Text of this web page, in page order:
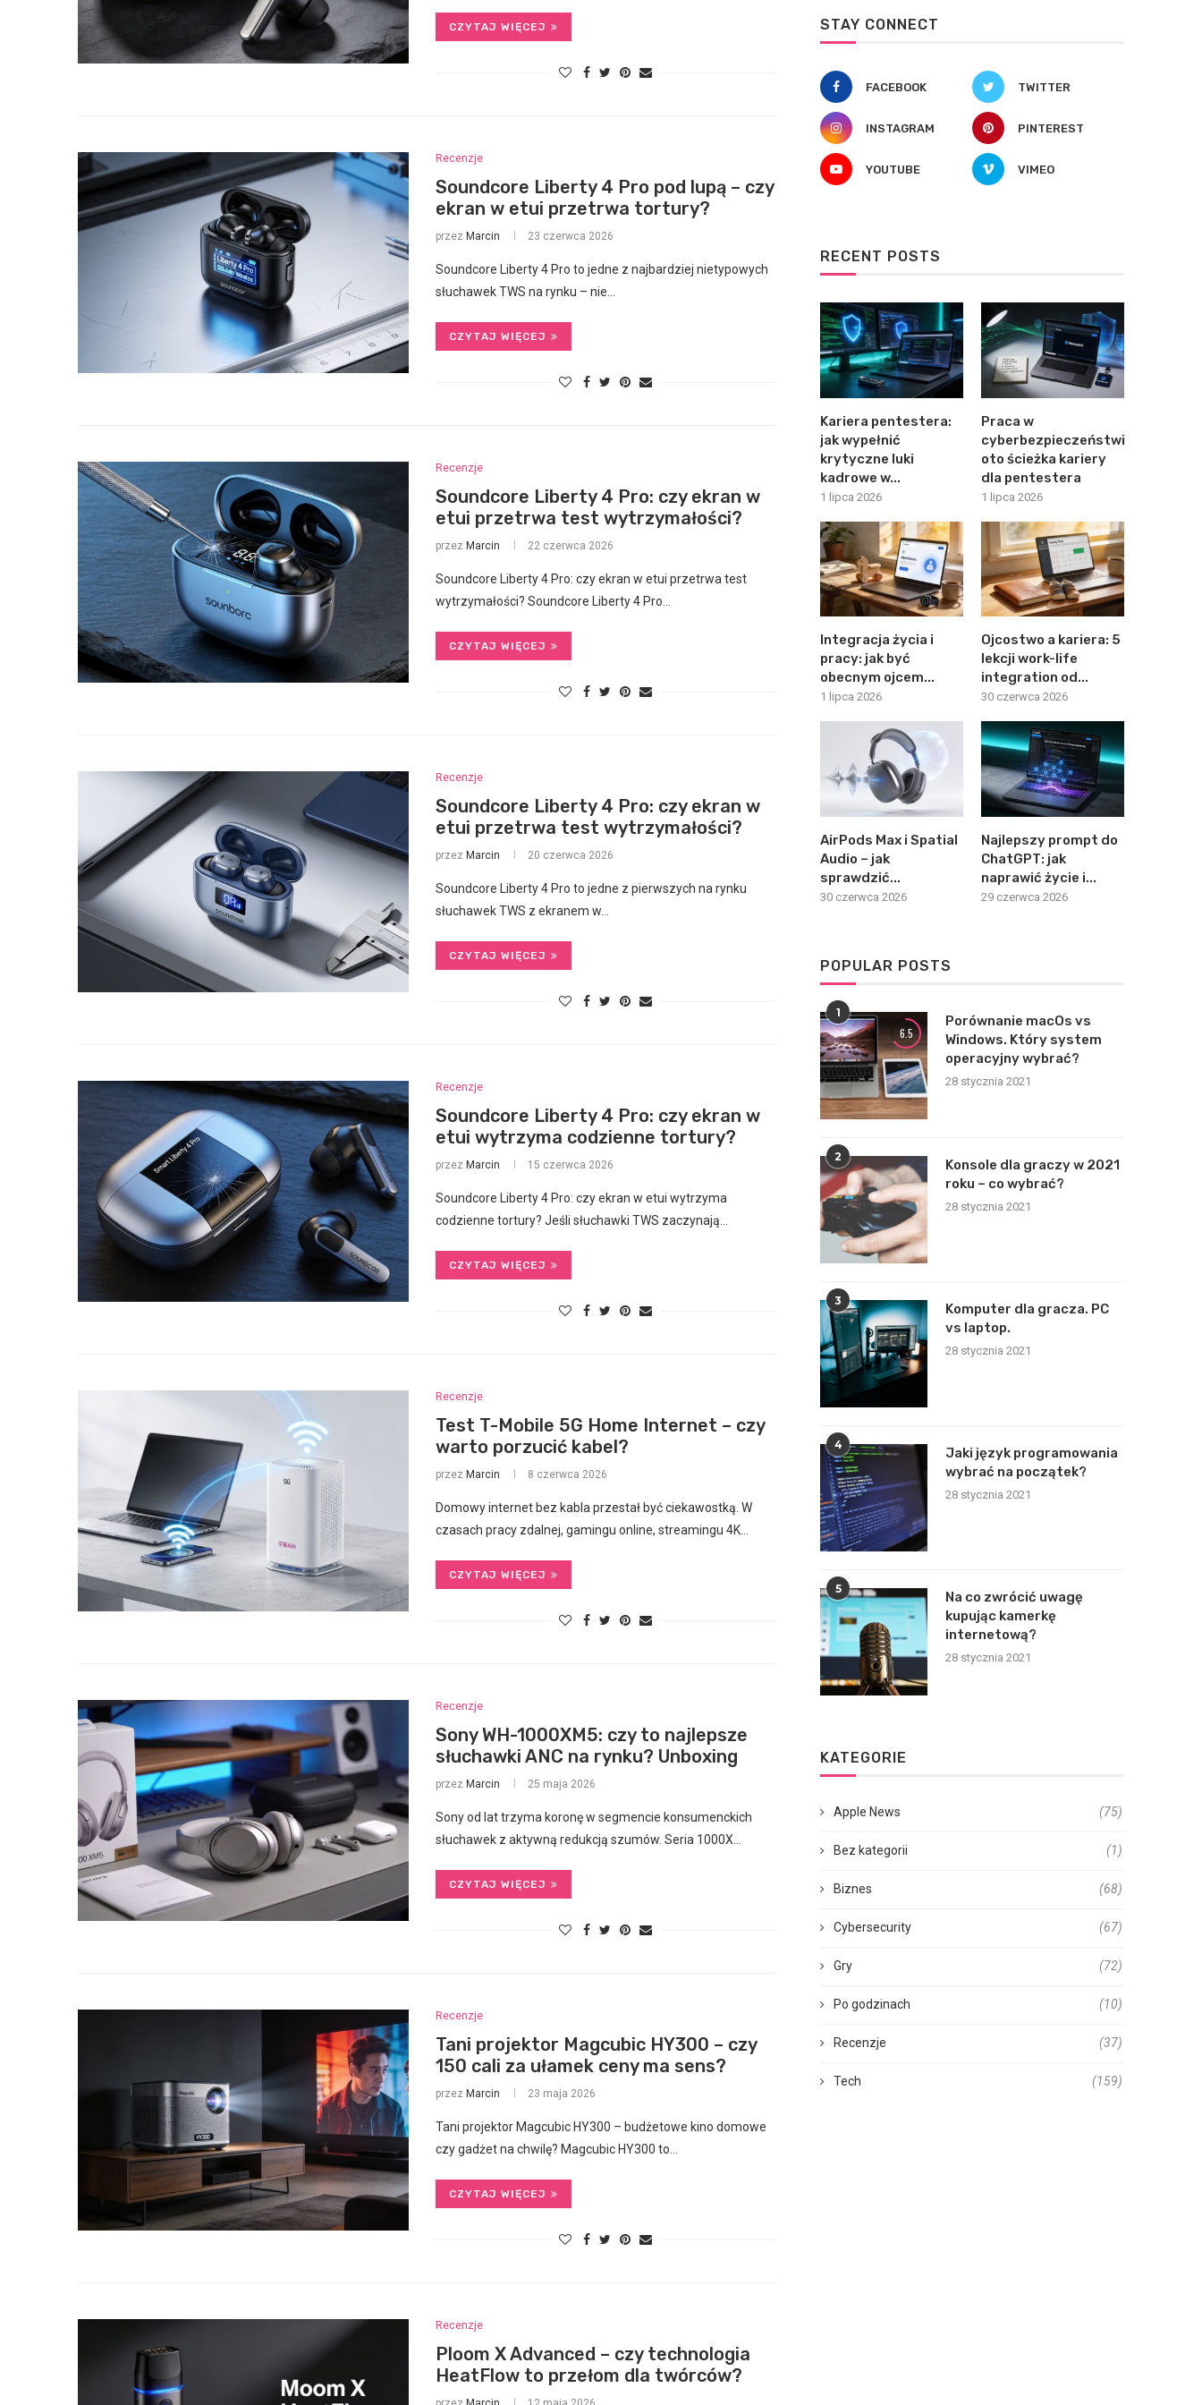
CZYTAJ WIĘCEJ
Recenzje
Soundcore Liberty 4 Pro pod lupą – czy
ekran w etui przetrwa tortury?
przez Marcin 23 czerwca 2026
Soundcore Liberty 4 Pro to jedne z najbardziej nietypowych
słuchawek TWS na rynku – nie…
CZYTAJ WIĘCEJ
Recenzje
Soundcore Liberty 4 Pro: czy ekran w
etui przetrwa test wytrzymałości?
przez Marcin 22 czerwca 2026
Soundcore Liberty 4 Pro: czy ekran w etui przetrwa test
wytrzymałości? Soundcore Liberty 4 Pro…
CZYTAJ WIĘCEJ
Recenzje
Soundcore Liberty 4 Pro: czy ekran w
etui przetrwa test wytrzymałości?
przez Marcin 20 czerwca 2026
Soundcore Liberty 4 Pro to jedne z pierwszych na rynku
słuchawek TWS z ekranem w…
CZYTAJ WIĘCEJ
Recenzje
Soundcore Liberty 4 Pro: czy ekran w
etui wytrzyma codzienne tortury?
przez Marcin 15 czerwca 2026
Soundcore Liberty 4 Pro: czy ekran w etui wytrzyma
codzienne tortury? Jeśli słuchawki TWS zaczynają…
CZYTAJ WIĘCEJ
Recenzje
Test T-Mobile 5G Home Internet – czy
warto porzucić kabel?
przez Marcin 8 czerwca 2026
Domowy internet bez kabla przestał być ciekawostką. W
czasach pracy zdalnej, gamingu online, streamingu 4K…
CZYTAJ WIĘCEJ
Recenzje
Sony WH-1000XM5: czy to najlepsze
słuchawki ANC na rynku? Unboxing
przez Marcin 25 maja 2026
Sony od lat trzyma koronę w segmencie konsumenckich
słuchawek z aktywną redukcją szumów. Seria 1000X…
CZYTAJ WIĘCEJ
Recenzje
Tani projektor Magcubic HY300 – czy
150 cali za ułamek ceny ma sens?
przez Marcin 23 maja 2026
Tani projektor Magcubic HY300 – budżetowe kino domowe
czy gadżet na chwilę? Magcubic HY300 to…
CZYTAJ WIĘCEJ
Recenzje
Ploom X Advanced – czy technologia
HeatFlow to przełom dla twórców?
STAY CONNECT
FACEBOOK TWITTER
INSTAGRAM PINTEREST
YOUTUBE VIMEO
RECENT POSTS
Kariera pentestera:
jak wypełnić
krytyczne luki
kadrowe w...
1 lipca 2026
Praca w
cyberbezpieczeństwie:
oto ścieżka kariery
dla pentestera
1 lipca 2026
Integracja życia i
pracy: jak być
obecnym ojcem...
1 lipca 2026
Ojcostwo a kariera: 5
lekcji work-life
integration od...
30 czerwca 2026
AirPods Max i Spatial
Audio – jak
sprawdzić...
30 czerwca 2026
Najlepszy prompt do
ChatGPT: jak
naprawić życie i...
29 czerwca 2026
POPULAR POSTS
1
6.5
Porównanie macOs vs
Windows. Który system
operacyjny wybrać?
28 stycznia 2021
2
Konsole dla graczy w 2021
roku – co wybrać?
28 stycznia 2021
3
Komputer dla gracza. PC
vs laptop.
28 stycznia 2021
4
Jaki język programowania
wybrać na początek?
28 stycznia 2021
5
Na co zwrócić uwagę
kupując kamerkę
internetową?
28 stycznia 2021
KATEGORIE
Apple News (75)
Bez kategorii (1)
Biznes (68)
Cybersecurity (67)
Gry (72)
Po godzinach (10)
Recenzje (37)
Tech (159)